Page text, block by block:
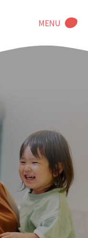
MENU